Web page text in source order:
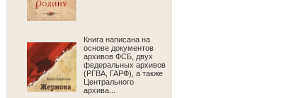
Книга написана на
основе документов
архивов ФСБ, двух
федеральных архивов
(РГВА, ГАРФ), а также
Центрального
архива...